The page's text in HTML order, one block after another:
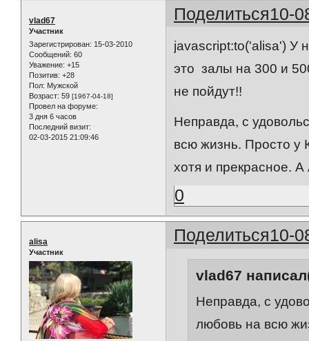
Поделиться10-
vlad67
Участник
Зарегистрирован: 15-03-2010
Сообщений: 60
Уважение: +15
Позитив: +28
Пол: Мужской
Возраст: 59 [1967-04-18]
Провел на форуме:
3 дня 6 часов
Последний визит:
02-03-2015 21:09:46
javascript:to('alisa') У
это залы на 300 и
не пойдут!!
Неправда, с
всю жизнь. Просто у
хотя и прекрасное.
0
Поделиться10-
alisa
Участник
vlad67
Неправда, с
любовь на всю